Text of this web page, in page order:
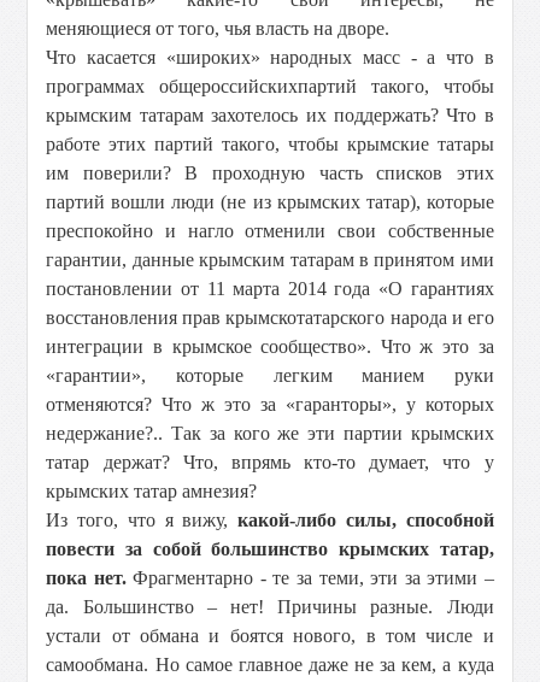
меняющиеся от того, чья власть на дворе.
Что касается «широких» народных масс - а что в
программах общероссийскихпартий такого, чтобы
крымским татарам захотелось их поддержать? Что в
работе этих партий такого, чтобы крымские татары
им поверили? В проходную часть списков этих
партий вошли люди (не из крымских татар), которые
преспокойно и нагло отменили свои собственные
гарантии, данные крымским татарам в принятом ими
постановлении от 11 марта 2014 года «О гарантиях
восстановления прав крымскотатарского народа и его
интеграции в крымское сообщество». Что ж это за
«гарантии», которые легким манием руки
отменяются? Что ж это за «гаранторы», у которых
недержание?.. Так за кого же эти партии крымских
татар держат? Что, впрямь кто-то думает, что у
крымских татар амнезия?
Из того, что я вижу,какой-либо силы, способной
повести за собой большинство крымских татар,
пока нет.Фрагментарно - те за теми, эти за этими –
да. Большинство – нет! Причины разные. Люди
устали от обмана и боятся нового, в том числе и
самообмана. Но самое главное даже не за кем, а куда